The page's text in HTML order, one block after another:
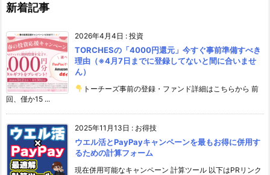
新着記事
2026年4月4日 : 投資
TORCHESの「4000円還元」今すぐ事前準備すべき
理由（※4月7日までに登録してないと間に合いませ
ん）
トーチーズ事前の登録・ファンド詳細はこちらから 前
回、僅か15 ...
2025年11月13日 : お得技
ウエル活とPayPayキャンペーンを最もお得に併用す
るための計算フォーム
現在併用可能なキャンペーン 計算ツール 以下はPRリンク